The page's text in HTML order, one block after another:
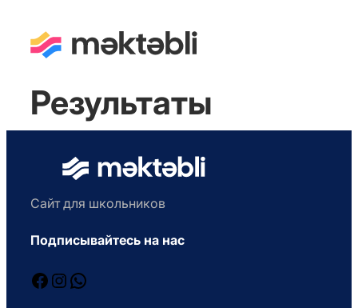
Результаты
Сайт для школьников
Подписывайтесь на нас
Facebook
Instagram
WhatsApp